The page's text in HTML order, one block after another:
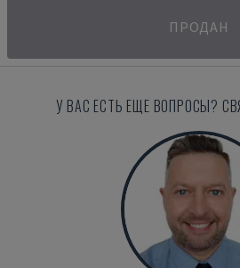
ПРОДАН
У ВАС ЕСТЬ ЕЩЕ ВОПРОСЫ?